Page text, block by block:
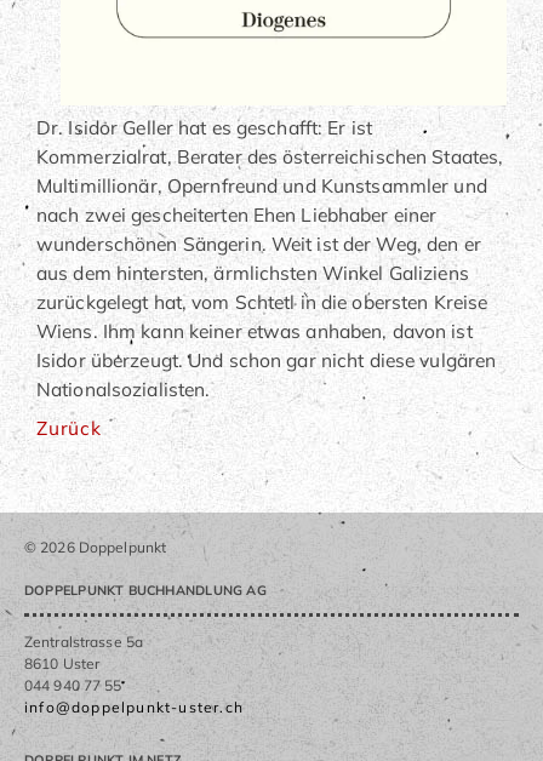
Dr. Isidor Geller hat es geschafft: Er ist
Kommerzialrat, Berater des österreichischen Staates,
Multimillionär, Opernfreund und Kunstsammler und
nach zwei gescheiterten Ehen Liebhaber einer
wunderschönen Sängerin. Weit ist der Weg, den er
aus dem hintersten, ärmlichsten Winkel Galiziens
zurückgelegt hat, vom Schtetl in die obersten Kreise
Wiens. Ihm kann keiner etwas anhaben, davon ist
Isidor überzeugt. Und schon gar nicht diese vulgären
Nationalsozialisten.
Zurück
© 2026 Doppelpunkt
DOPPELPUNKT BUCHHANDLUNG AG
Zentralstrasse 5a
8610 Uster
044 940 77 55
info@doppelpunkt-uster.ch